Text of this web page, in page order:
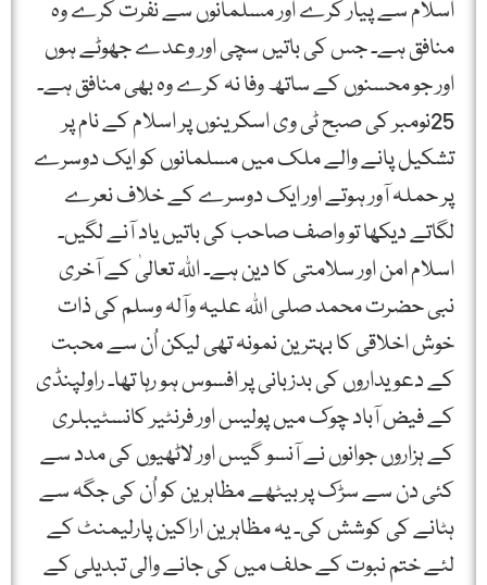
اسلام سے پیار کرے اور مسلمانوں سے نفرت کرے وہ
منافق ہے۔ جس کی باتیں سچی اور وعدے جھوٹے ہوں
اور جو محسنوں کے ساتھ وفا نہ کرے وہ بھی منافق ہے۔
25نومبر کی صبح ٹی وی اسکرینوں پر اسلام کے نام پر
تشکیل پانے والے ملک میں مسلمانوں کو ایک دوسرے
پر حملہ آور ہوتے اور ایک دوسرے کے خلاف نعرے
لگاتے دیکھا تو واصف صاحب کی باتیں یاد آنے لگیں۔
اسلام امن اور سلامتی کا دین ہے۔ اللہ تعالیٰ کے آخری
نبی حضرت محمد صلی اللہ علیہ وآلہ وسلم کی ذات
خوش اخلاقی کا بہترین نمونہ تھی لیکن اُن سے محبت
کے دعویداروں کی بدزبانی پر افسوس ہو رہا تھا۔ راولپنڈی
کے فیض آباد چوک میں پولیس اور فرنٹیر کانسٹیبلری
کے ہزاروں جوانوں نے آنسو گیس اور لاٹھیوں کی مدد سے
کئی دن سے سڑک پر بیٹھے مظاہرین کو اُن کی جگہ سے
ہٹانے کی کوشش کی۔ یہ مظاہرین اراکین پارلیمنٹ کے
لئے ختم نبوت کے حلف میں کی جانے والی تبدیلی کے